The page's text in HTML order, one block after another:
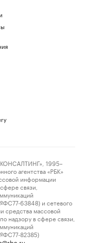
1995–
агентства «РБК»
информации
связи,
63848) и сетевого
средства массовой
надзору в сфере связи,
82385)